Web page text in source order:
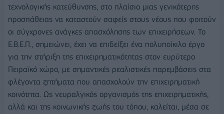
τεχνολογικής κατεύθυνσης, στο πλαίσιο μιας γενικότερης
προσπάθειας να καταστούν σαφείς στους νέους που φοιτούν
οι σύγχρονες ανάγκες απασχόλησης των επιχειρήσεων. Το
Ε.Β.Ε.Π., σημειώνει, έχει να επιδείξει ένα πολυποίκιλο έργο
για την στήριξη της επιχειρηματικότητας στον ευρύτερο
Πειραϊκό χώρο, με σημαντικές ρεαλιστικές παρεμβάσεις στα
φλέγοντα ζητήματα που απασχολούν την επιχειρηματική
κοινότητα. Ως νευραλγικός οργανισμός της επιχειρηματικής,
αλλά και της κοινωνικής ζωής του τόπου, καλείται, μέσα σε